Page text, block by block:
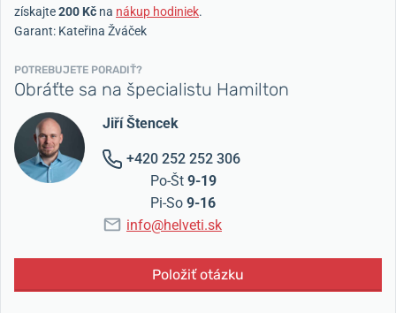
získajte200 Kč na nákup hodiniek.
Garant: Kateřina Žváček
POTREBUJETE PORADIŤ?
Obráťte sa na špecialistu Hamilton
Jiří Štencek
+420 252 252 306
Po-Št 9-19
Pi-So 9-16
info@helveti.sk
Položiť otázku